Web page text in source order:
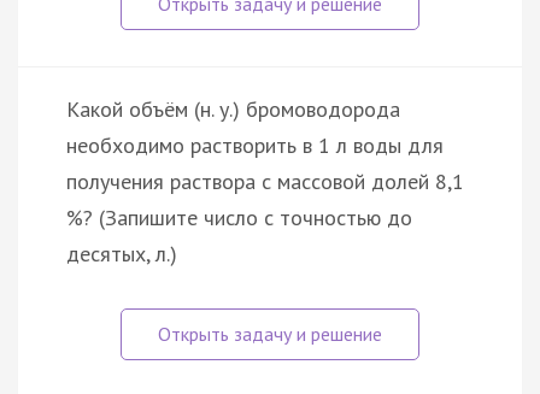
Какой объём (н. у.) бромоводорода
необходимо растворить в 1 л воды для
получения раствора с массовой долей 8,1
%? (Запишите число с точностью до
десятых, л.)